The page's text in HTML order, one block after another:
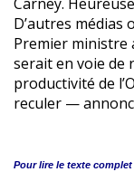
D’autres médias
Premier ministre
serait en voie de
productivité de
reculer —
Pour lire le texte complet